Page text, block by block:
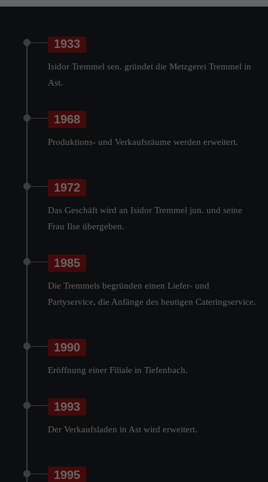
1933
Isidor Tremmel sen. gründet die Metzgerei Tremmel in
Ast.
1968
Produktions- und Verkaufsräume werden erweitert.
1972
Das Geschäft wird an Isidor Tremmel jun. und seine
Frau Ilse übergeben.
1985
Die Tremmels begründen einen Liefer- und
Partyservice, die Anfänge des heutigen Cateringservice.
1990
Eröffnung einer Filiale in Tiefenbach.
1993
Der Verkaufsladen in Ast wird erweitert.
1995